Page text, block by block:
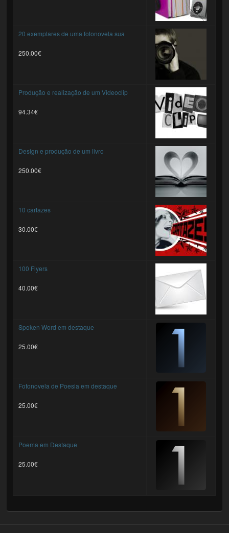
20 exemplares de uma fotonovela sua
250.00€
Produção e realização de um Videoclip
94.34€
Design e produção de um livro
250.00€
10 cartazes
30.00€
100 Flyers
40.00€
Spoken Word em destaque
25.00€
Fotonovela de Poesia em destaque
25.00€
Poema em Destaque
25.00€